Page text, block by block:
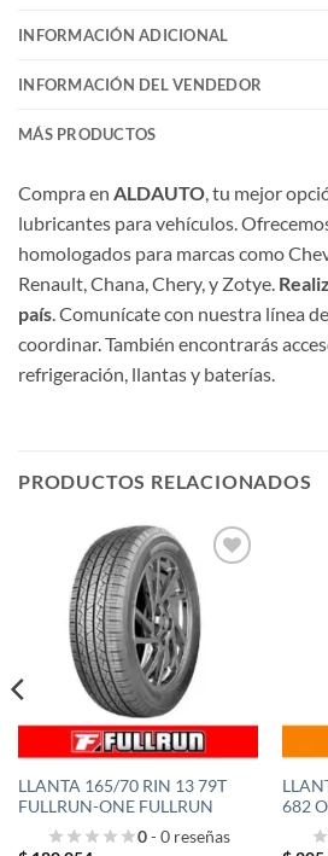
INFORMACIÓN ADICIONAL
INFORMACIÓN DEL VENDEDOR
MÁS PRODUCTOS
Compra en ALDAUTO, tu mejor
lubricantes para vehículos.
homologados para marcas como
Renault, Chana, Chery, y Zotye.
país. Comunícate con nuestra línea
coordinar. También encontrarás
refrigeración, llantas y baterías.
PRODUCTOS RELACIONADOS
LLANTA 165/70 RIN 13 79T
FULLRUN-ONE FULLRUN
0- 0 reseñas
682